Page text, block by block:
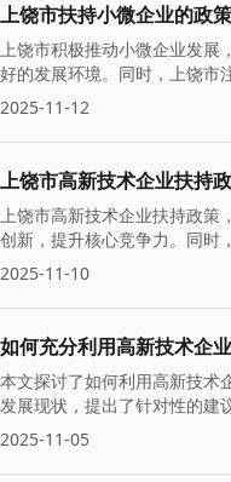
上饶市扶持小微企业的政
上饶市积极推动小微企业发展
好的发展环境。同时，上饶市
2025-11-12
上饶市高新技术企业扶持
上饶市高新技术企业扶持政策
创新，提升核心竞争力。同时
2025-11-10
如何充分利用高新技术企
本文探讨了如何利用高新技术
发展现状，提出了针对性的建
2025-11-05